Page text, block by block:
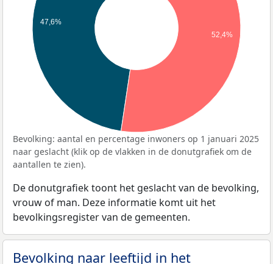
47,6%
52,4%
Bevolking: aantal en percentage inwoners op 1 januari 2025
naar geslacht (klik op de vlakken in de donutgrafiek om de
aantallen te zien).
De donutgrafiek toont het geslacht van de bevolking,
vrouw of man. Deze informatie komt uit het
bevolkingsregister van de gemeenten.
Bevolking naar leeftijd in het